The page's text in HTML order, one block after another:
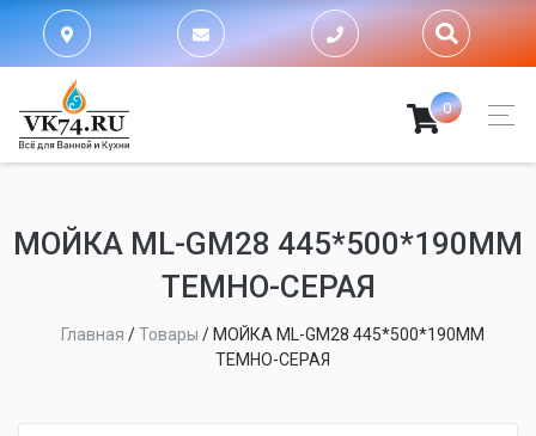
0
МОЙКА ML-GM28 445*500*190ММ
ТЕМНО-СЕРАЯ
Главная /Товары / МОЙКА ML-GM28 445*500*190ММ
ТЕМНО-СЕРАЯ